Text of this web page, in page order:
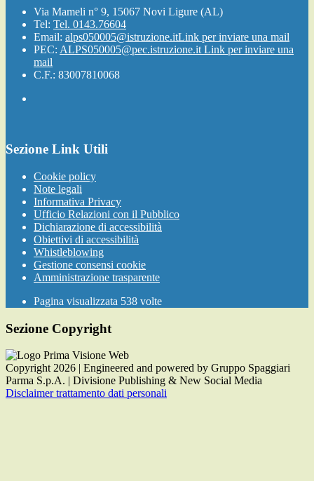
Via Mameli n° 9, 15067 Novi Ligure (AL)
Tel: Tel. 0143.76604
Email: alps050005@istruzione.itLink per inviare una mail
PEC: ALPS050005@pec.istruzione.it Link per inviare una
mail
C.F.: 83007810068
Sezione Link Utili
Cookie policy
Note legali
Informativa Privacy
Ufficio Relazioni con il Pubblico
Dichiarazione di accessibilità
Obiettivi di accessibilità
Whistleblowing
Gestione consensi cookie
Amministrazione trasparente
Pagina visualizzata 538 volte
Sezione Copyright
Copyright 2026 | Engineered and powered by Gruppo Spaggiari
Parma S.p.A. | Divisione Publishing & New Social Media
Disclaimer trattamento dati personali